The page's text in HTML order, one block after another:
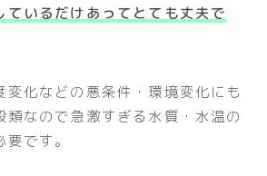
ているだけあってとても丈夫で
変化などの悪条件・環境変化にも
類なので急激すぎる水質・水温の
です。